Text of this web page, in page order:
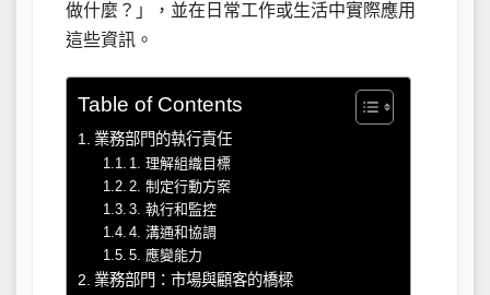
做什麼？」，並在日常工作或生活中實際應用
這些資訊。
Table of Contents
業務部門的執行責任
1. 理解組織目標
2. 制定行動方案
3. 執行和監控
4. 溝通和協調
5. 應變能力
業務部門：市場與顧客的橋樑